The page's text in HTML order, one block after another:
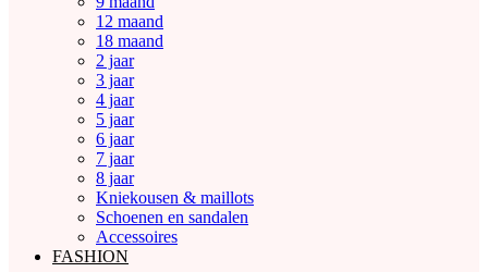
12 maand
18 maand
2 jaar
3 jaar
4 jaar
5 jaar
6 jaar
7 jaar
8 jaar
Kniekousen & maillots
Schoenen en sandalen
Accessoires
FASHION